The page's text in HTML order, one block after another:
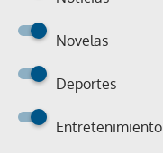
Novelas
Deportes
Entretenimiento